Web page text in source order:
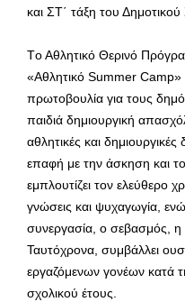
και ΣΤ΄ τάξη του Δημοτικού
Tο Αθλητικό Θερινό
«Αθλητικό Summer Camp»
πρωτοβουλία για τους
παιδιά δημιουργική
αθλητικές και
επαφή με την άσκηση και
εμπλουτίζει τον ελεύθερο
γνώσεις και ψυχαγωγία,
συνεργασία, ο σεβασμός, η
Ταυτόχρονα, συμβάλλει
εργαζόμενων γονέων κατά
σχολικού έτους.